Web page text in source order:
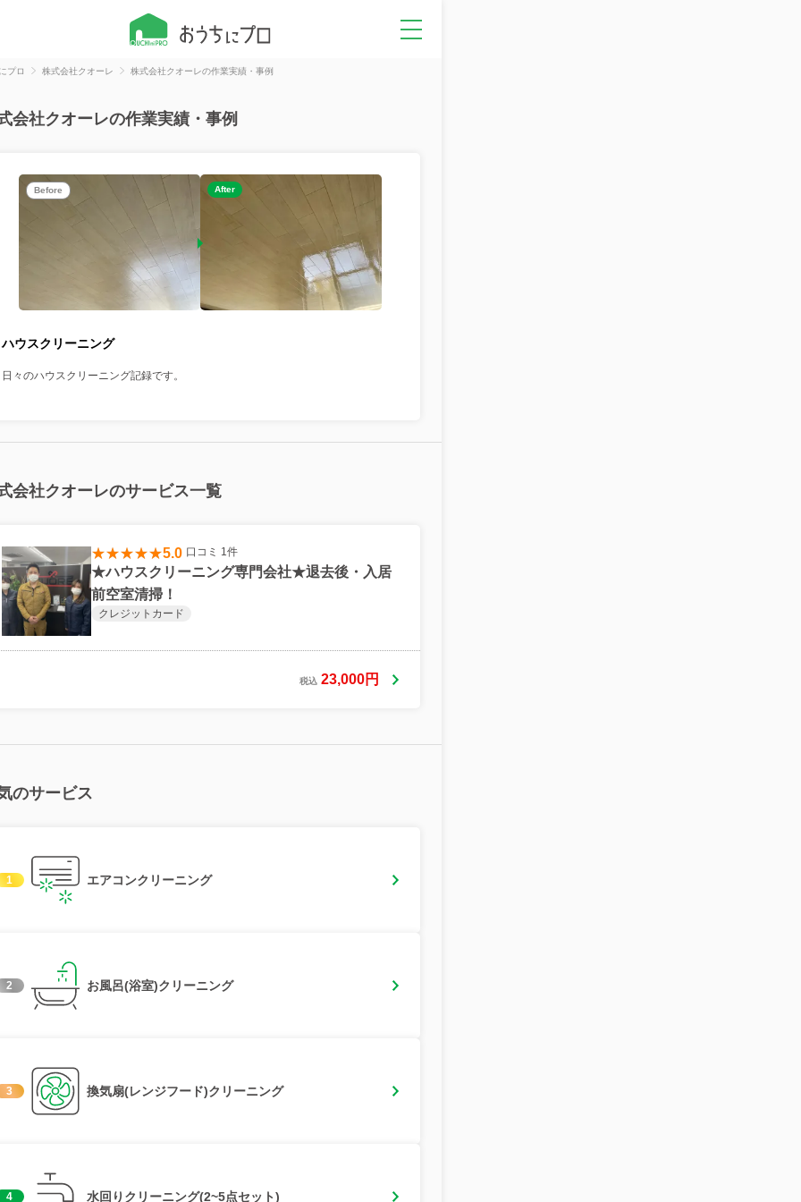
プロ 株式会社クオーレ 株式会社クオーレの作業実績・事例
会社クオーレの作業実績・事例
Before After
ハウスクリーニング
日々のハウスクリーニング記録です。
会社クオーレのサービス一覧
5.0 口コミ 1件
★ハウスクリーニング専門会社★退去後・入居
前空室清掃！
クレジットカード
税込 23,000円
のサービス
1 エアコンクリーニング
2 お風呂(浴室)クリーニング
3 換気扇(レンジフード)クリーニング
4 水回りクリーニング(2~5点セット)